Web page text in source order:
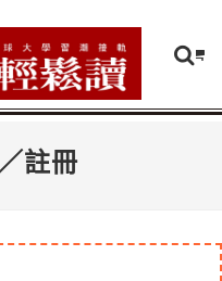
註冊